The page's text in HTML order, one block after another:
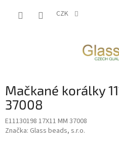
CZK
Mačkané korálky
37008
E11130198 17X11 MM 37008
Značka: Glass beads, s.r.o.